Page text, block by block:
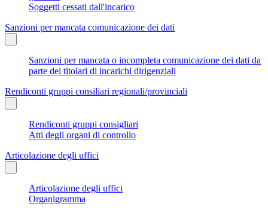
Soggetti cessati dall'incarico
Sanzioni per mancata comunicazione dei dati
Sanzioni per mancata o incompleta comunicazione dei dati da
parte dei titolari di incarichi dirigenziali
Rendiconti gruppi consiliari regionali/provinciali
Rendiconti gruppi consigliari
Atti degli organi di controllo
Articolazione degli uffici
Articolazione degli uffici
Organigramma